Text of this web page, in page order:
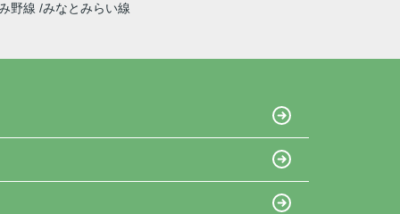
野線 みなとみらい線